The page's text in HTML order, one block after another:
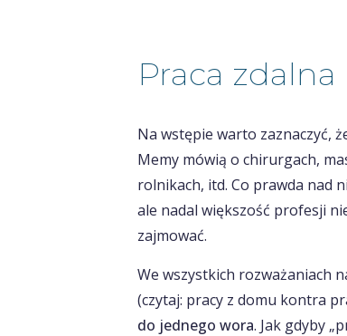
Praca
Na wstępie warto zaznaczyć,
Memy mówią o chirurgach,
rolnikach, itd. Co prawda nad
ale nadal większość profesji
zajmować.
We wszystkich rozważaniach
(czytaj: pracy z domu kontra
do jednego wora. Jak gdyby